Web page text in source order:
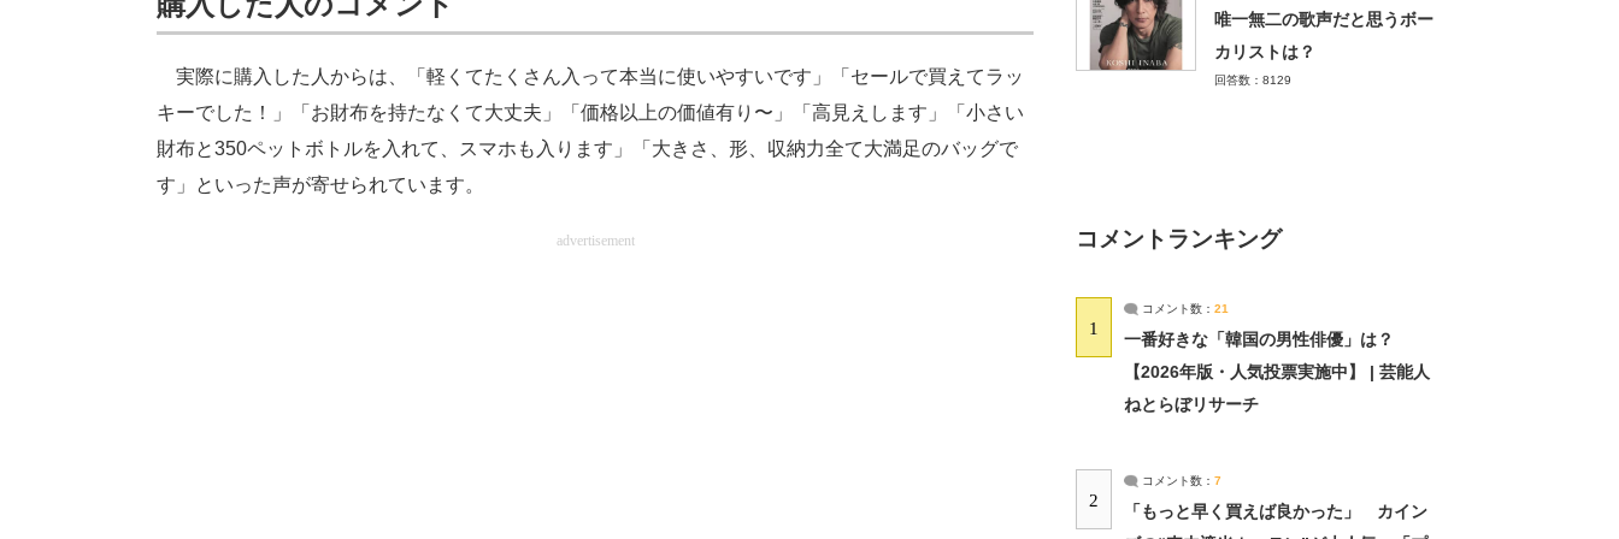
実際に購入した人からは、「軽くてたくさん入って本当に使いやすいです」「セールで買えてラッ
キーでした！」「お財布を持たなくて大丈夫」「価格以上の価値有り〜」「高見えします」「小さい
財布と350ペットボトルを入れて、スマホも入ります」「大きさ、形、収納力全て大満足のバッグで
す」といった声が寄せられています。
advertisement
唯一無二の歌声だと思うボー
カリストは？
回答数：8129
コメントランキング
1
コメント数： 21
一番好きな「韓国の男性俳優」は？
【2026年版・人気投票実施中】 | 芸能人
ねとらぼリサーチ
2
コメント数： 7
「もっと早く買えば良かった」 カイン